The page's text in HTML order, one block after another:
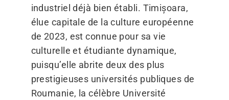
industriel déjà bien établi. Timișoara,
élue capitale de la culture européenne
de 2023, est connue pour sa vie
culturelle et étudiante dynamique,
puisqu’elle abrite deux des plus
prestigieuses universités publiques de
Roumanie, la célèbre Université